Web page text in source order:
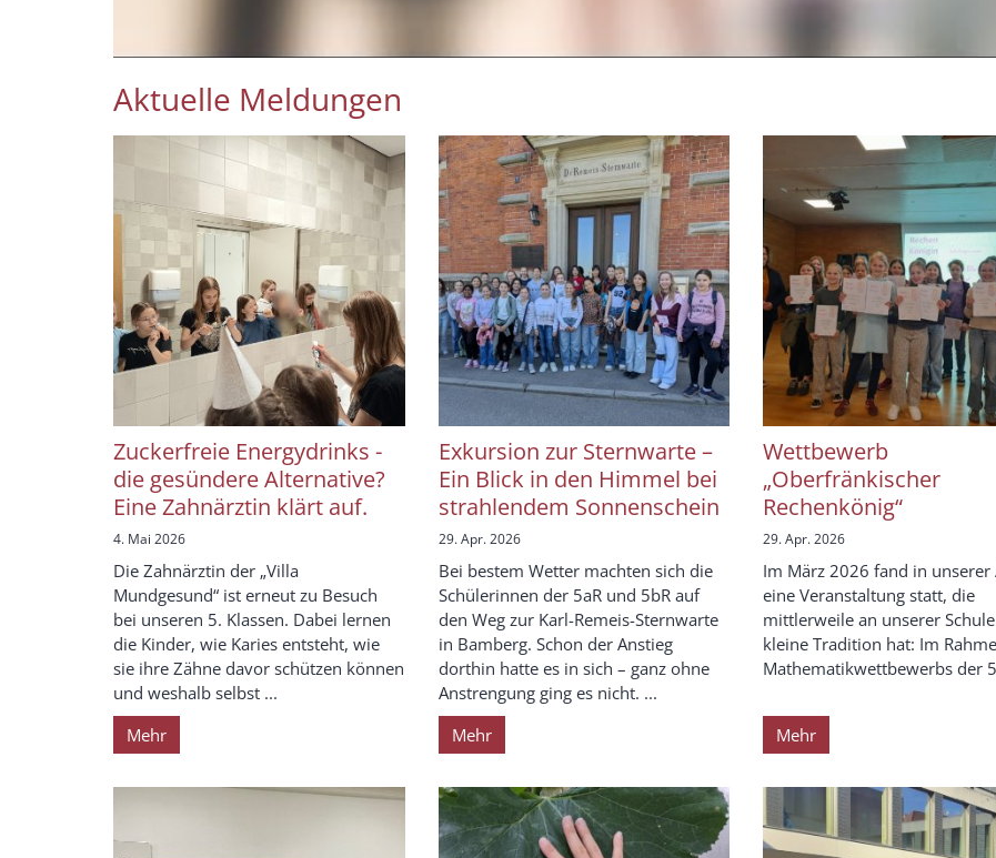
Aktuelle Meldungen
Zuckerfreie Energydrinks -
die gesündere Alternative?
Eine Zahnärztin klärt auf.
4. Mai 2026
Die Zahnärztin der „Villa
Mundgesund“ ist erneut zu Besuch
bei unseren 5. Klassen. Dabei lernen
die Kinder, wie Karies entsteht, wie
sie ihre Zähne davor schützen können
und weshalb selbst ...
Mehr
Exkursion zur Sternwarte –
Ein Blick in den Himmel bei
strahlendem Sonnenschein
29. Apr. 2026
Bei bestem Wetter machten sich die
Schülerinnen der 5aR und 5bR auf
den Weg zur Karl-Remeis-Sternwarte
in Bamberg. Schon der Anstieg
dorthin hatte es in sich – ganz ohne
Anstrengung ging es nicht. ...
Mehr
Wettbewerb
„Oberfränkischer
Rechenkönig“
29. Apr. 2026
Im März 2026 fand in unserer
eine Veranstaltung statt, die
mittlerweile an unserer
kleine Tradition hat: Im
Mathematikwettbewerbs der
Mehr